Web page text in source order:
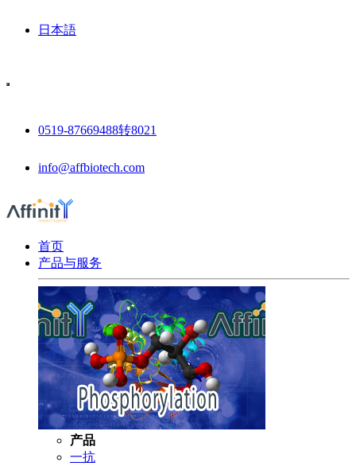
日本語
0519-87669488转8021
info@affbiotech.com
首页
产品与服务
产品
一抗